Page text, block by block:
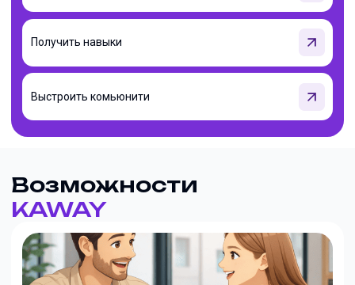
Получить навыки
Выстроить комьюнити
Возможности
KAWAY